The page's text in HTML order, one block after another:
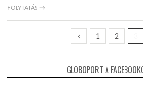
LINKTR.EE
DOBRAVERO.HU
FOLYTATÁS →
1 2
GLOBOPORT A